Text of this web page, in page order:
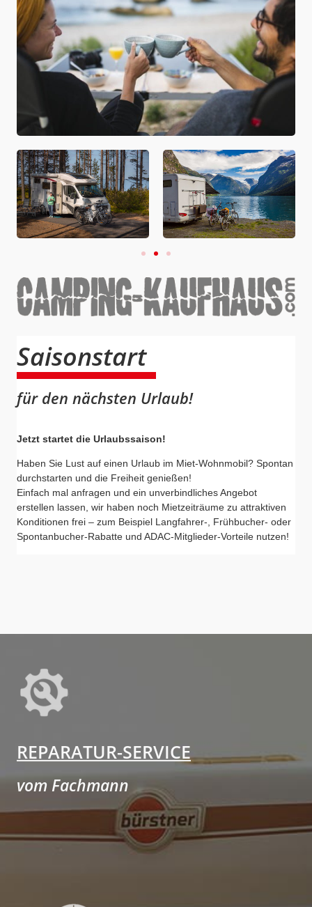
Saisonstart
für den nächsten Urlaub!
Jetzt startet die Urlaubssaison!
Haben Sie Lust auf einen Urlaub im Miet-Wohnmobil? Spontan
durchstarten und die Freiheit genießen!
Einfach mal anfragen und ein unverbindliches Angebot
erstellen lassen, wir haben noch Mietzeiträume zu attraktiven
Konditionen frei – zum Beispiel Langfahrer-, Frühbucher- oder
Spontanbucher-Rabatte und ADAC-Mitglieder-Vorteile nutzen!
REPARATUR-SERVICE
vom Fachmann